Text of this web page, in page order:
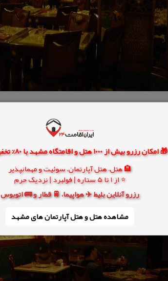
🎁 امکان رزرو بیش از 1000 هتل و اقامتگاه مشهد با 80% تخفیف واقعی
🏨 هتل، هتل آپارتمان، سوئیت و مهمانپذیر
⭐ از 1 تا 5 ستاره | فولبرد | نزدیک حرم
رزرو آنلاین بلیط ✈️ هواپیما، 🚆 قطار و 🚌 اتوبوس
مشاهده هتل و هتل‌ آپارتمان های مشهد